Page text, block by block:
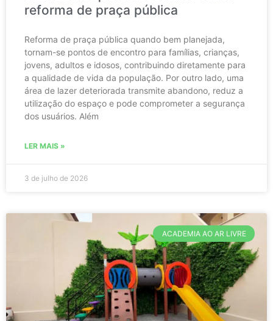
reforma de praça pública
Reforma de praça pública quando bem planejada,
tornam-se pontos de encontro para famílias, crianças,
jovens, adultos e idosos, contribuindo diretamente para
a qualidade de vida da população. Por outro lado, uma
área de lazer deteriorada transmite abandono, reduz a
utilização do espaço e pode comprometer a segurança
dos usuários. Além
LER MAIS »
3 de julho de 2026
ACADEMIA AO AR LIVRE